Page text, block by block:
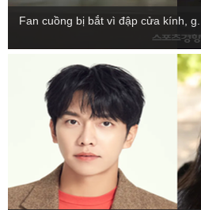
Fan cuồng bị bắt vì đập cửa kính, g...